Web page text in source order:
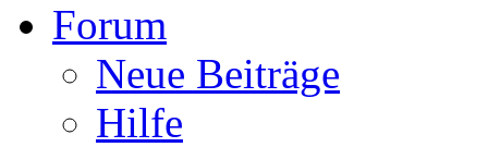
Forum
Neue Beiträge
Hilfe